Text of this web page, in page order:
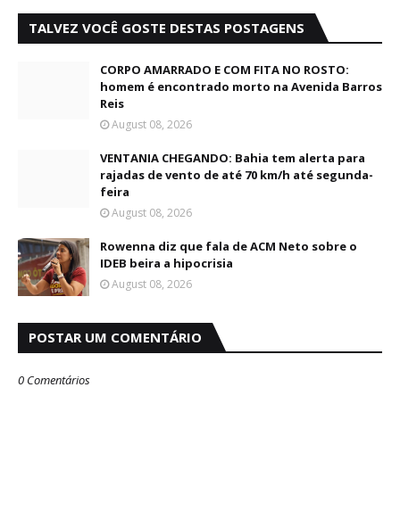
TALVEZ VOCÊ GOSTE DESTAS POSTAGENS
CORPO AMARRADO E COM FITA NO ROSTO:
homem é encontrado morto na Avenida Barros
Reis
August 08, 2026
VENTANIA CHEGANDO: Bahia tem alerta para
rajadas de vento de até 70 km/h até segunda-
feira
August 08, 2026
Rowenna diz que fala de ACM Neto sobre o
IDEB beira a hipocrisia
August 08, 2026
POSTAR UM COMENTÁRIO
0 Comentários